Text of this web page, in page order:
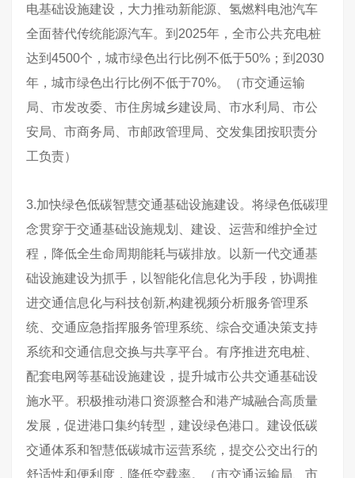
电基础设施建设，大力推动新能源、氢燃料电池汽车
全面替代传统能源汽车。到2025年，全市公共充电桩
达到4500个，城市绿色出行比例不低于50%；到2030
年，城市绿色出行比例不低于70%。（市交通运输
局、市发改委、市住房城乡建设局、市水利局、市公
安局、市商务局、市邮政管理局、交发集团按职责分
工负责）
3.加快绿色低碳智慧交通基础设施建设。将绿色低碳理
念贯穿于交通基础设施规划、建设、运营和维护全过
程，降低全生命周期能耗与碳排放。以新一代交通基
础设施建设为抓手，以智能化信息化为手段，协调推
进交通信息化与科技创新,构建视频分析服务管理系
统、交通应急指挥服务管理系统、综合交通决策支持
系统和交通信息交换与共享平台。有序推进充电桩、
配套电网等基础设施建设，提升城市公共交通基础设
施水平。积极推动港口资源整合和港产城融合高质量
发展，促进港口集约转型，建设绿色港口。建设低碳
交通体系和智慧低碳城市运营系统，提交公交出行的
舒适性和便利度，降低空载率。（市交通运输局、市